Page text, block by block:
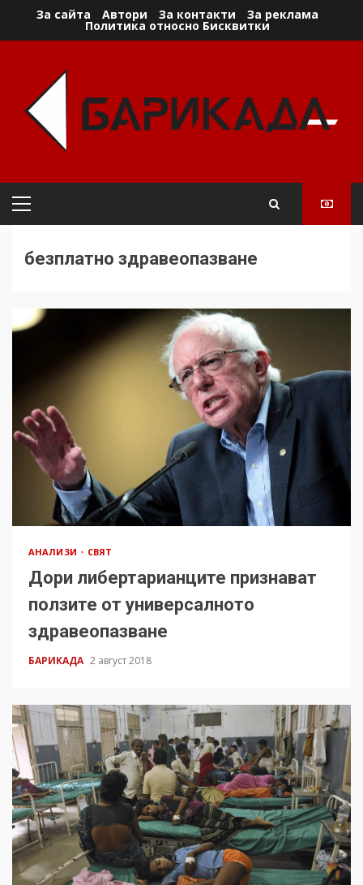
За сайта Автори За контакти За реклама
Политика относно Бисквитки
Primary
безплатно здравеопазване
АНАЛИЗИ СВЯТ
Дори либертарианците признават
ползите от универсалното
здравеопазване
БАРИКАДА 2 август 2018